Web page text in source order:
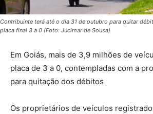
Contribuinte terá até o dia 31 de outubro para quitar
placa final 3 a 0 (Foto: Jucimar de Sousa)
Em Goiás, mais de 3,9 milhões de
placa de 3 a 0, contempladas com a
para quitação dos débitos
Os proprietários de veículos